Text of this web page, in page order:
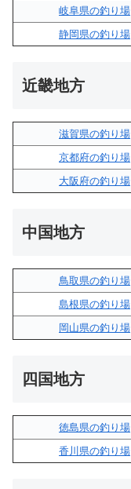
岐阜県の釣り場
静岡県の釣り場
近畿地方
滋賀県の釣り場
京都府の釣り場
大阪府の釣り場
中国地方
鳥取県の釣り場
島根県の釣り場
岡山県の釣り場
四国地方
徳島県の釣り場
香川県の釣り場